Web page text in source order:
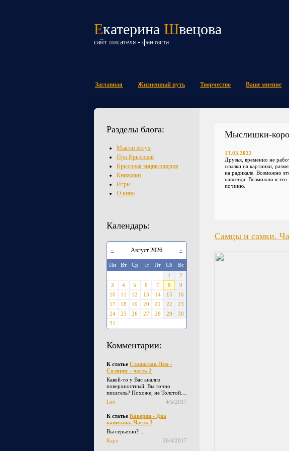
Екатерина Швецова
сайт писателя - фантаста
Заглавная Жизненный путь Творчество Ваше мнение
Разделы блога:
Мысли вслух
Про Крысиков
Крысиная энциклопедия
Книжжки
Игры
О кино
Календарь:
« Август 2026 »
Пн Вт Ср Чт Пт Сб
Вс
1
2
3
4 5 6 7 8
9
10
11 12 13 14 15
16
17
18 19 20 21 22
23
24
25 26 27 28 29
30
31
Комментарии:
К статье Станислав Лем -
Солярис - часть 2
Какой-то у Вас анализ
поверхностный. Вы точно
писатель? Похоже, не Толстой....
4/5/2017
Leo
К статье Каверин - Два
капитана. Часть 3
Вы серьезно? ...
26/4/2017
Карл
Мыслишки-
13.03.2022
Друзья, временно не
ссылки на картинки,
на радикале. Возможно
навсегда. Возможно я это
починю.
Самцы и самки.